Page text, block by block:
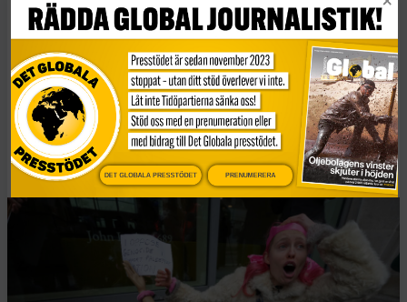
Intro
FN-oro över brittisk
terrorlag
Publicerad 2 januari, 2026 4 min lästid
DET GLOBALA PRESSTÖDET PRENUMERERA